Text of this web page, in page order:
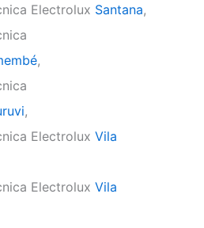
Electrolux Santana,
,
,
Electrolux Vila
Electrolux Vila